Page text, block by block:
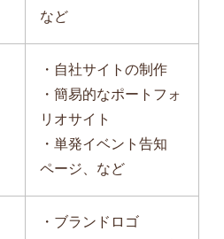
など
・自社サイトの制作
・簡易的なポートフォ
リオサイト
・単発イベント告知
ページ、など
・ブランドロゴ